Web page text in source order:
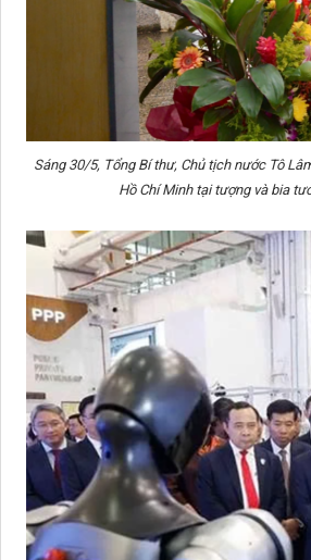
Sáng 30/5, Tổng Bí thư, Chủ tịch nước Tô
Hồ Chí Minh tại tượng và bia